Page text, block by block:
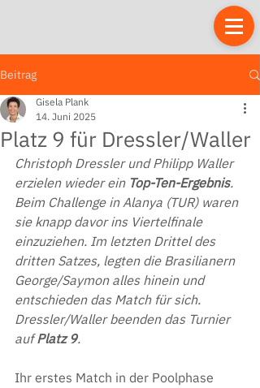
Beitrag
Platz 9 für Dressler/Waller
Gisela Plank
14. Juni 2025
Christoph Dressler und Philipp Waller
erzielen wieder ein Top-Ten-Ergebnis.
Beim Challenge in Alanya (TUR) waren
sie knapp davor ins Viertelfinale
einzuziehen. Im letzten Drittel des
dritten Satzes, legten die Brasilianern
George/Saymon alles hinein und
entschieden das Match für sich.
Dressler/Waller beenden das Turnier
auf Platz 9.
Ihr erstes Match in der Poolphase